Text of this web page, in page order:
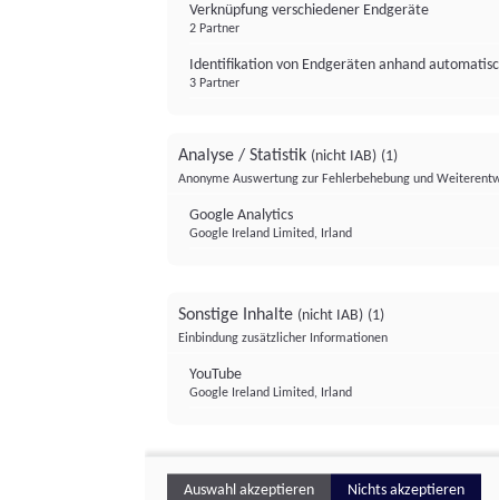
Verknüpfung verschiedener Endgeräte
2 Partner
Identifikation von Endgeräten anhand
3 Partner
Analyse / Statistik (nicht IAB) (1)
Anonyme Auswertung zur Fehlerbehebung und
Google Analytics
Google Ireland Limited, Irland
Sonstige Inhalte (nicht IAB) (1)
Einbindung zusätzlicher Informationen
YouTube
Google Ireland Limited, Irland
Auswahl akzeptieren Nichts akzeptieren